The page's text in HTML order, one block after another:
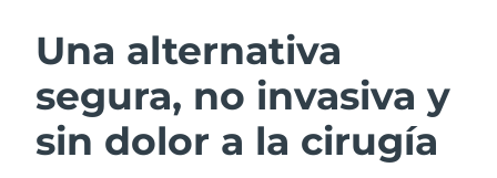
Una alternativa
segura, no invasiva y
sin dolor a la cirugía
Limpieza facial Lifting facial
Austria Entrega prevista
Baréin Entrega prevista 11/08/2026
Bélgica Entrega prevista10/08/2026